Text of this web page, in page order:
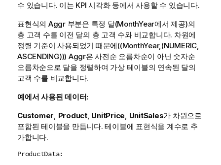
수 있습니다. 이는 KPI 시각화 등에서 사용할 수 있습니다.
표현식의 Aggr부분은 특정 달(MonthYear에서 제공)의
총 고객 수를 이전 달의 총 고객 수와 비교합니다. 차원에
정렬 기준이 사용되었기 때문에((MonthYear,(NUMERIC,
ASCENDING))) Aggr은 사전순 오름차순이 아닌 숫자순
오름차순으로 달을 정렬하여 가상 테이블의 연속된 달의
고객 수를 비교합니다.
예에서 사용된 데이터:
Customer, Product, UnitPrice, UnitSales가 차원으로
포함된 테이블을 만듭니다. 테이블에 표현식을 계수로 추
가합니다.
ProductData: